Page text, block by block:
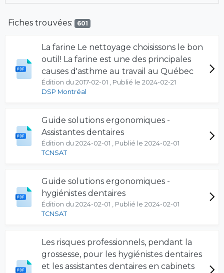
Fiches trouvées: 601
La farine Le nettoyage choisissons le bon
outil! La farine est une des principales
causes d'asthme au travail au Québec
Édition du 2017-02-01 , Publié le 2024-02-21
DSP Montréal
Guide solutions ergonomiques -
Assistantes dentaires
Édition du 2024-02-01 , Publié le 2024-02-01
TCNSAT
Guide solutions ergonomiques -
hygiénistes dentaires
Édition du 2024-02-01 , Publié le 2024-02-01
TCNSAT
Les risques professionnels, pendant la
grossesse, pour les hygiénistes dentaires
et les assistantes dentaires en cabinets